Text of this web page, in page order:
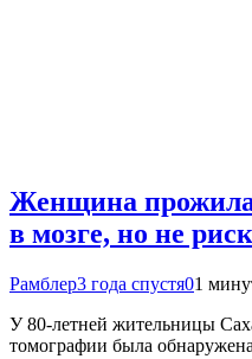
Женщина прожила
в мозге, но не
Рамблер3 года спустя01
У 80-летней жительницы
томографии была